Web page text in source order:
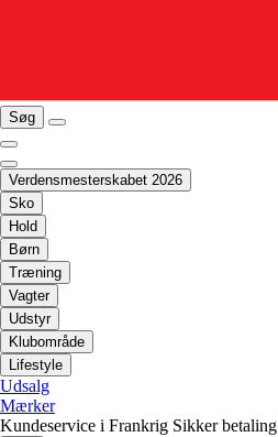
Søg
Verdensmesterskabet 2026
Sko
Hold
Børn
Træning
Vagter
Udstyr
Klubområde
Lifestyle
Udsalg
Mærker
Kundeservice i Frankrig Sikker betaling